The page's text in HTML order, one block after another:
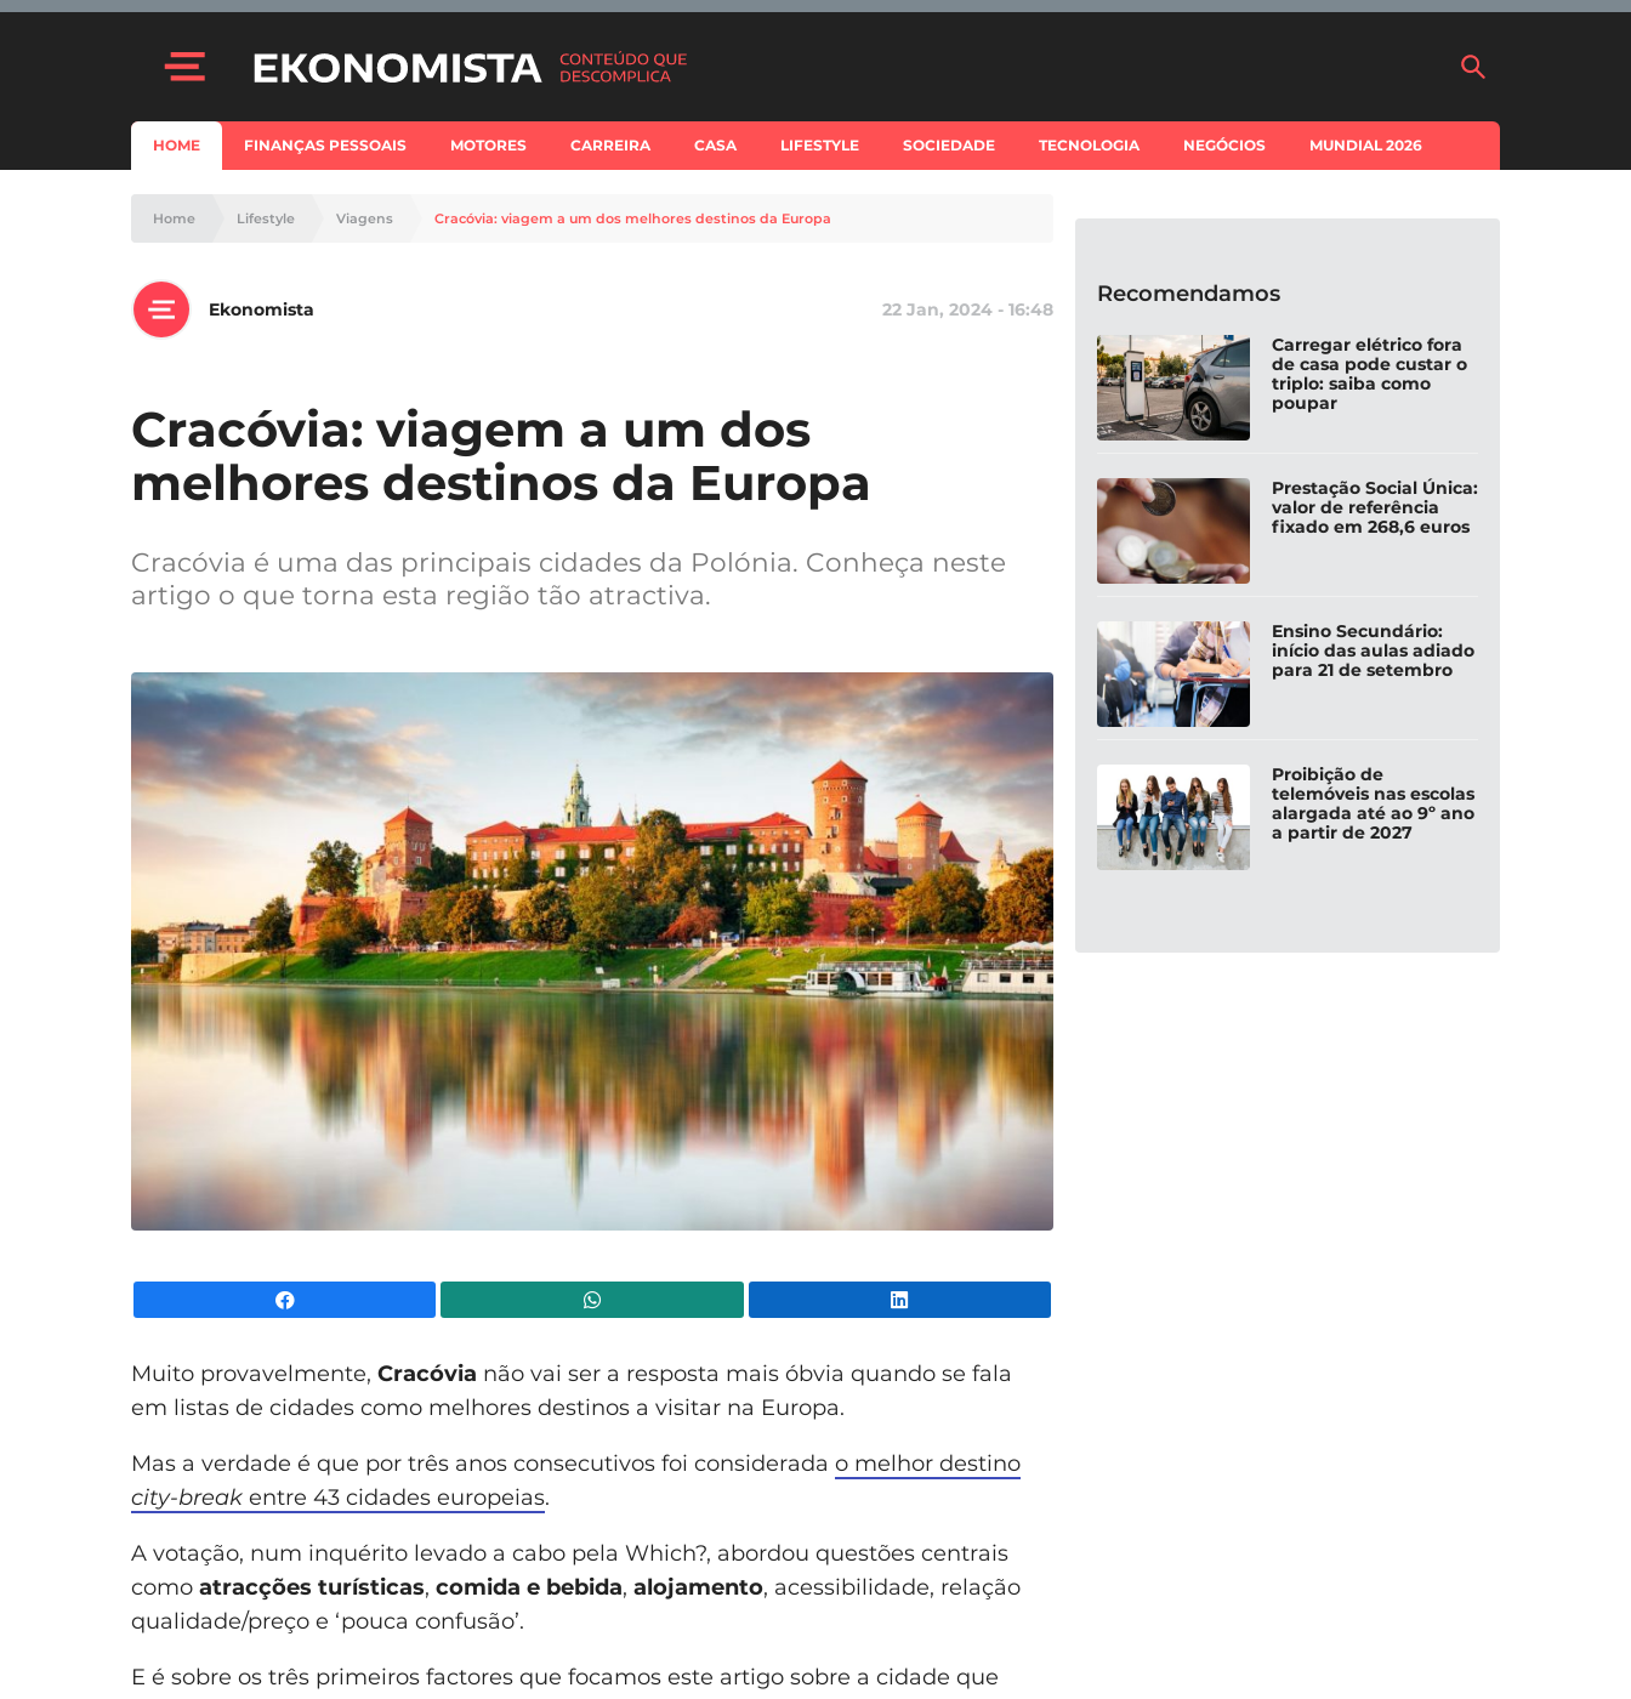
HOME FINANÇAS PESSOAIS MOTORES CARREIRA CASA LIFESTYLE SOCIEDADE TECNOLOGIA NEGÓCIOS MUNDIAL 2026
Home Lifestyle Viagens Cracóvia: viagem a um dos melhores destinos da Europa
Ekonomista 22 Jan, 2024 - 16:48
Cracóvia: viagem a um dos
melhores destinos da Europa
Cracóvia é uma das principais cidades da Polónia. Conheça neste
artigo o que torna esta região tão atractiva.
Muito provavelmente, Cracóvia não vai ser a resposta mais óbvia quando se fala
em listas de cidades como melhores destinos a visitar na Europa.
Mas a verdade é que por três anos consecutivos foi considerada o melhor destino
city-break entre 43 cidades europeias.
A votação, num inquérito levado a cabo pela Which?, abordou questões centrais
como atracções turísticas, comida e bebida, alojamento, acessibilidade, relação
qualidade/preço e ‘pouca confusão’.
E é sobre os três primeiros factores que focamos este artigo sobre a cidade que
Recomendamos
Carregar elétrico fora
de casa pode custar o
triplo: saiba como
poupar
Prestação Social Única:
valor de referência
fixado em 268,6 euros
Ensino Secundário:
início das aulas adiado
para 21 de setembro
Proibição de
telemóveis nas escolas
alargada até ao 9º ano
a partir de 2027